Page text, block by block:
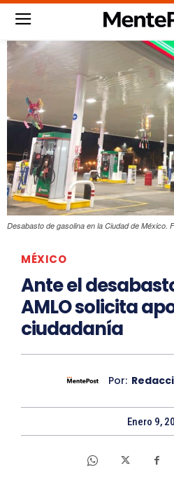
Desabasto de gasolina en la Ciudad de México.
MÉXICO
Ante el
AMLO solicita
ciudadanía
Por:
Enero 9,